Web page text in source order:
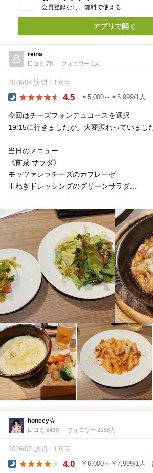
会員登録なし。無料で使える
アプリで開く
reina__
口コミ 7件 フォロワー 1人
2026/08 訪問 1回目
4.5 ￥5,000～￥5,999/1人
今回はチーズフォンデュコースを選択
19:15に行きましたが、大変賑わっていました
当日のメニュー
《前菜 サラダ》
モッツァレラチーズのカプレーゼ
玉ねぎドレッシングのグリーンサラダ...
honeey☆
口コミ 649件 フォロワー 2166人
2026/07 訪問 1回目
4.0 ￥6,000～￥7,999/1人